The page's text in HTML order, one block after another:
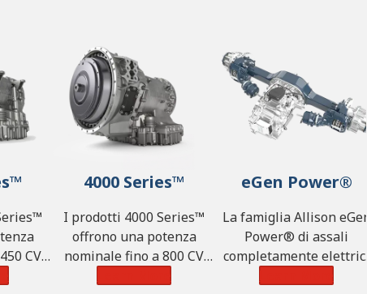
CV
4000 Series™
I prodotti 4000 Series™
offrono una potenza
nominale fino a 800 CV
eGen Power®
La famiglia Allison eGen
Power® di assali
completamente elettrici